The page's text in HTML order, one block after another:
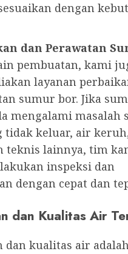
dengan
dan Perawatan
pembuatan, kami
layanan
sumur bor. Jika
mengalami masalah
tidak keluar, air
teknis lainnya, tim
inspeksi dan
dengan cepat dan
dan Kualitas Air
dan kualitas air